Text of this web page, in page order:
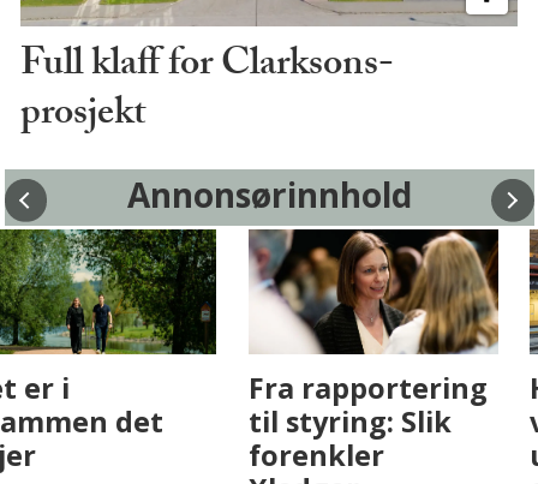
Full klaff for Clarksons-
prosjekt
Annonsørinnhold
Fenistra endrer
eiendomsbransjen
med AI. Slik ser vi
Det er i
Drammen det
skjer